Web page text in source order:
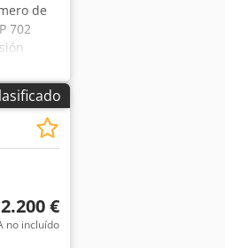
de
702
2.200 €
no incluído